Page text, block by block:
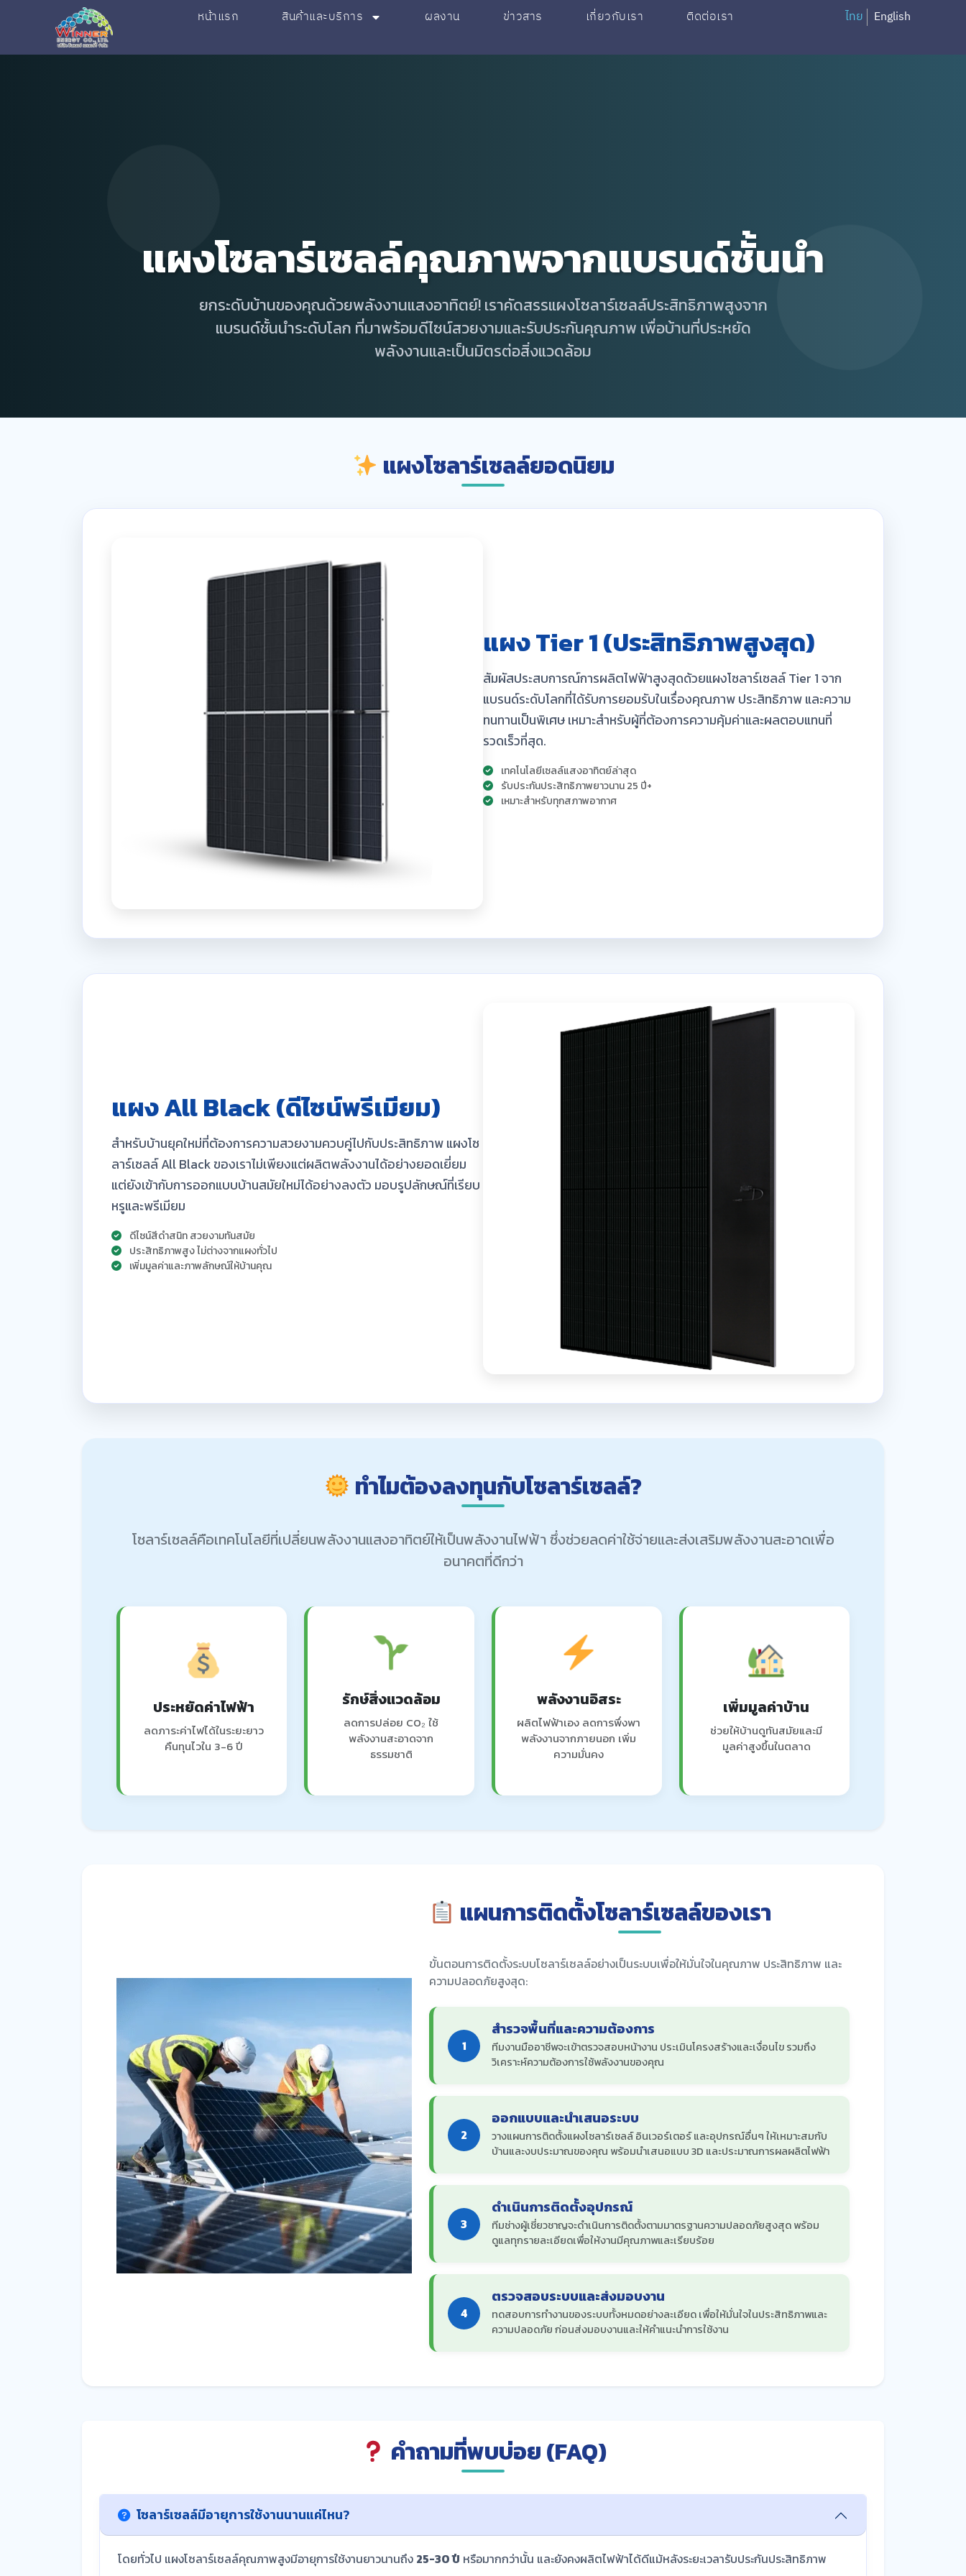
หน้าแรก สินค้าและบริการ ผลงาน ข่าวสาร เกี่ยวกับเรา ติดต่อเรา ไทย English
แผงโซลาร์เซลล์คุณภาพจากแบรนด์ชั้นนำ
ยกระดับบ้านของคุณด้วยพลังงานแสงอาทิตย์! เราคัดสรรแผงโซลาร์เซลล์ประสิทธิภาพสูงจาก
แบรนด์ชั้นนำระดับโลก ที่มาพร้อมดีไซน์สวยงามและรับประกันคุณภาพ เพื่อบ้านที่ประหยัด
พลังงานและเป็นมิตรต่อสิ่งแวดล้อม
แผงโซลาร์เซลล์ยอดนิยม
แผง Tier 1 (ประสิทธิภาพสูงสุด)
สัมผัสประสบการณ์การผลิตไฟฟ้าสูงสุดด้วยแผงโซลาร์เซลล์ Tier 1 จาก
แบรนด์ระดับโลกที่ได้รับการยอมรับในเรื่องคุณภาพ ประสิทธิภาพ และความ
ทนทานเป็นพิเศษ เหมาะสำหรับผู้ที่ต้องการความคุ้มค่าและผลตอบแทนที่
รวดเร็วที่สุด.
เทคโนโลยีเซลล์แสงอาทิตย์ล่าสุด
รับประกันประสิทธิภาพยาวนาน 25 ปี+
เหมาะสำหรับทุกสภาพอากาศ
แผง All Black (ดีไซน์พรีเมียม)
สำหรับบ้านยุคใหม่ที่ต้องการความสวยงามควบคู่ไปกับประสิทธิภาพ แผงโซ
ลาร์เซลล์ All Black ของเราไม่เพียงแต่ผลิตพลังงานได้อย่างยอดเยี่ยม
แต่ยังเข้ากับการออกแบบบ้านสมัยใหม่ได้อย่างลงตัว มอบรูปลักษณ์ที่เรียบ
หรูและพรีเมียม
ดีไซน์สีดำสนิท สวยงามทันสมัย
ประสิทธิภาพสูง ไม่ต่างจากแผงทั่วไป
เพิ่มมูลค่าและภาพลักษณ์ให้บ้านคุณ
ทำไมต้องลงทุนกับโซลาร์เซลล์?
โซลาร์เซลล์คือเทคโนโลยีที่เปลี่ยนพลังงานแสงอาทิตย์ให้เป็นพลังงานไฟฟ้า ซึ่งช่วยลดค่าใช้จ่ายและส่งเสริมพลังงานสะอาดเพื่อ
อนาคตที่ดีกว่า
ประหยัดค่าไฟฟ้า
ลดภาระค่าไฟได้ในระยะยาว
คืนทุนไวใน 3-6 ปี
รักษ์สิ่งแวดล้อม
ลดการปล่อย CO₂ ใช้
พลังงานสะอาดจาก
ธรรมชาติ
พลังงานอิสระ
ผลิตไฟฟ้าเอง ลดการพึ่งพา
พลังงานจากภายนอก เพิ่ม
ความมั่นคง
เพิ่มมูลค่าบ้าน
ช่วยให้บ้านดูทันสมัยและมี
มูลค่าสูงขึ้นในตลาด
แผนการติดตั้งโซลาร์เซลล์ของเรา
ขั้นตอนการติดตั้งระบบโซลาร์เซลล์อย่างเป็นระบบเพื่อให้มั่นใจในคุณภาพ ประสิทธิภาพ และ
ความปลอดภัยสูงสุด:
1
สำรวจพื้นที่และความต้องการ
ทีมงานมืออาชีพจะเข้าตรวจสอบหน้างาน ประเมินโครงสร้างและเงื่อนไข รวมถึง
วิเคราะห์ความต้องการใช้พลังงานของคุณ
2
ออกแบบและนำเสนอระบบ
วางแผนการติดตั้งแผงโซลาร์เซลล์ อินเวอร์เตอร์ และอุปกรณ์อื่นๆ ให้เหมาะสมกับ
บ้านและงบประมาณของคุณ พร้อมนำเสนอแบบ 3D และประมาณการผลผลิตไฟฟ้า
3
ดำเนินการติดตั้งอุปกรณ์
ทีมช่างผู้เชี่ยวชาญจะดำเนินการติดตั้งตามมาตรฐานความปลอดภัยสูงสุด พร้อม
ดูแลทุกรายละเอียดเพื่อให้งานมีคุณภาพและเรียบร้อย
4
ตรวจสอบระบบและส่งมอบงาน
ทดสอบการทำงานของระบบทั้งหมดอย่างละเอียด เพื่อให้มั่นใจในประสิทธิภาพและ
ความปลอดภัย ก่อนส่งมอบงานและให้คำแนะนำการใช้งาน
คำถามที่พบบ่อย (FAQ)
โซลาร์เซลล์มีอายุการใช้งานนานแค่ไหน?
โดยทั่วไป แผงโซลาร์เซลล์คุณภาพสูงมีอายุการใช้งานยาวนานถึง 25-30 ปี หรือมากกว่านั้น และยังคงผลิตไฟฟ้าได้ดีแม้หลังระยะเวลารับประกันประสิทธิภาพ